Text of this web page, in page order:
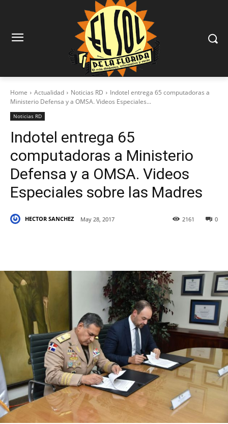
Home Actualidad Noticias RD
Indotel entrega 65 computadoras a
Ministerio Defensa y a OMSA. Videos Especiales...
Noticias RD
Indotel entrega 65
computadoras a Ministerio
Defensa y a OMSA. Videos
Especiales sobre las Madres
HECTOR SANCHEZ May 28, 2017 0
2161